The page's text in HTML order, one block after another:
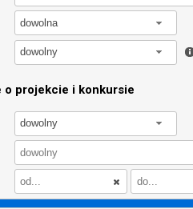
dowolna
dowolny
o projekcie i konkursie
dowolny